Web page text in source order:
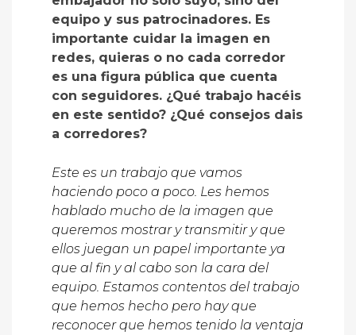
equipo y sus patrocinadores. Es
importante cuidar la imagen en
redes, quieras o no cada corredor
es una figura pública que cuenta
con seguidores. ¿Qué trabajo hacéis
en este sentido? ¿Qué consejos dais
a corredores?
Este es un trabajo que vamos
haciendo poco a poco. Les hemos
hablado mucho de la imagen que
queremos mostrar y transmitir y que
ellos juegan un papel importante ya
que al fin y al cabo son la cara del
equipo. Estamos contentos del trabajo
que hemos hecho pero hay que
reconocer que hemos tenido la ventaja